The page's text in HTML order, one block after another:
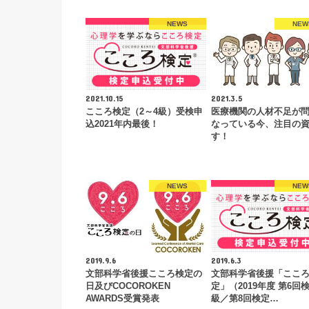
NEWS
2021.10.15
こころ検定（2～4級）受検申
込2021年内最後！
2021.3.5
医療機関の人材不足が
なっている今、注目の
す！
NEWS
2019.9.6
文部科学省後援こころ検定の
日及びCOCOROKEN
AWARDS受賞発表
2019.6.3
文部科学省後援「ここ
定」（2019年度 第6回
級／第8回検定…